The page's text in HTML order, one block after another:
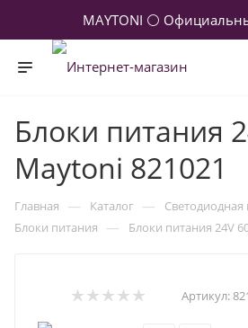
MAYTONI ⚪
Блоки питания
Maytoni 821021
Главная — Каталог — Светодиодная
Блоки питания — Блоки питания 24V
Артикул: